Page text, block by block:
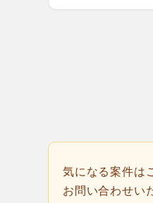
気になる案件は
お問い合わせい